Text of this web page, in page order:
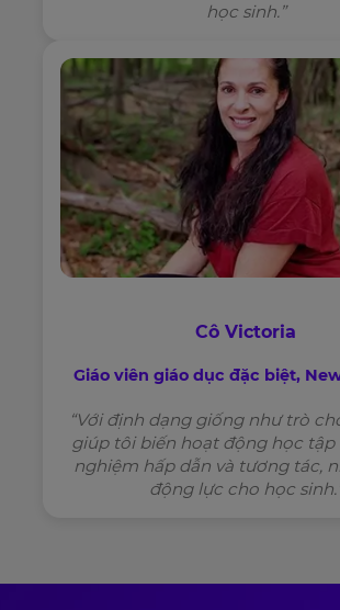
học sinh.”
Cô Victoria
Giáo viên giáo dục đặc biệt,
“Với định dạng giống như trò
giúp tôi biến hoạt động học
nghiệm hấp dẫn và tương tác,
động lực cho học